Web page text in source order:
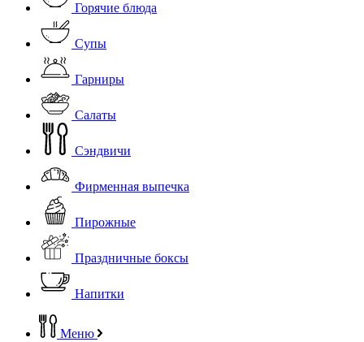
Горячие блюда
Супы
Гарниры
Салаты
Сэндвичи
Фирменная выпечка
Пирожные
Праздничные боксы
Напитки
Меню